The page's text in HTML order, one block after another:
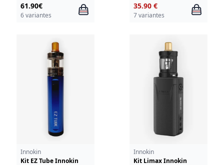
61.90€
6 variantes
35.90 €
7 variantes
Innokin
Kit EZ Tube Innokin
Innokin
Kit Limax Innokin